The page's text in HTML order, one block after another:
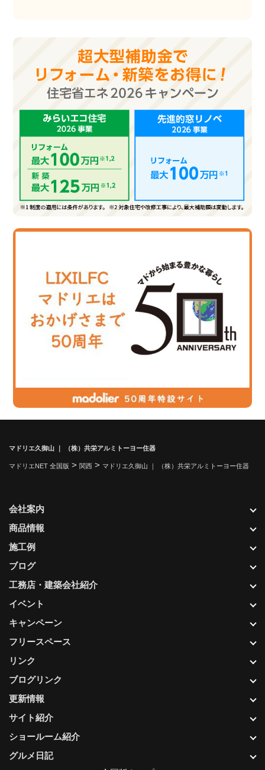
マドリエ久御山 ｜ （株）共栄アルミトーヨー住器
マドリエNET 全国版 > 関西 > マドリエ久御山 ｜ （株）共栄アルミトーヨー住器
更新情報
サイト紹介
ショールーム紹介
グルメ日記
会社案内
商品情報
施工例
ブログ
工務店・建築会社紹介
イベント
キャンペーン
フリースペース
リンク
ブログリンク